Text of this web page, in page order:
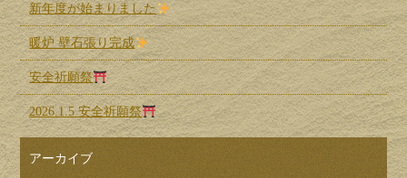
新年度が始まりました
暖炉 壁石張り完成
安全祈願祭
2026.1.5 安全祈願祭
アーカイブ